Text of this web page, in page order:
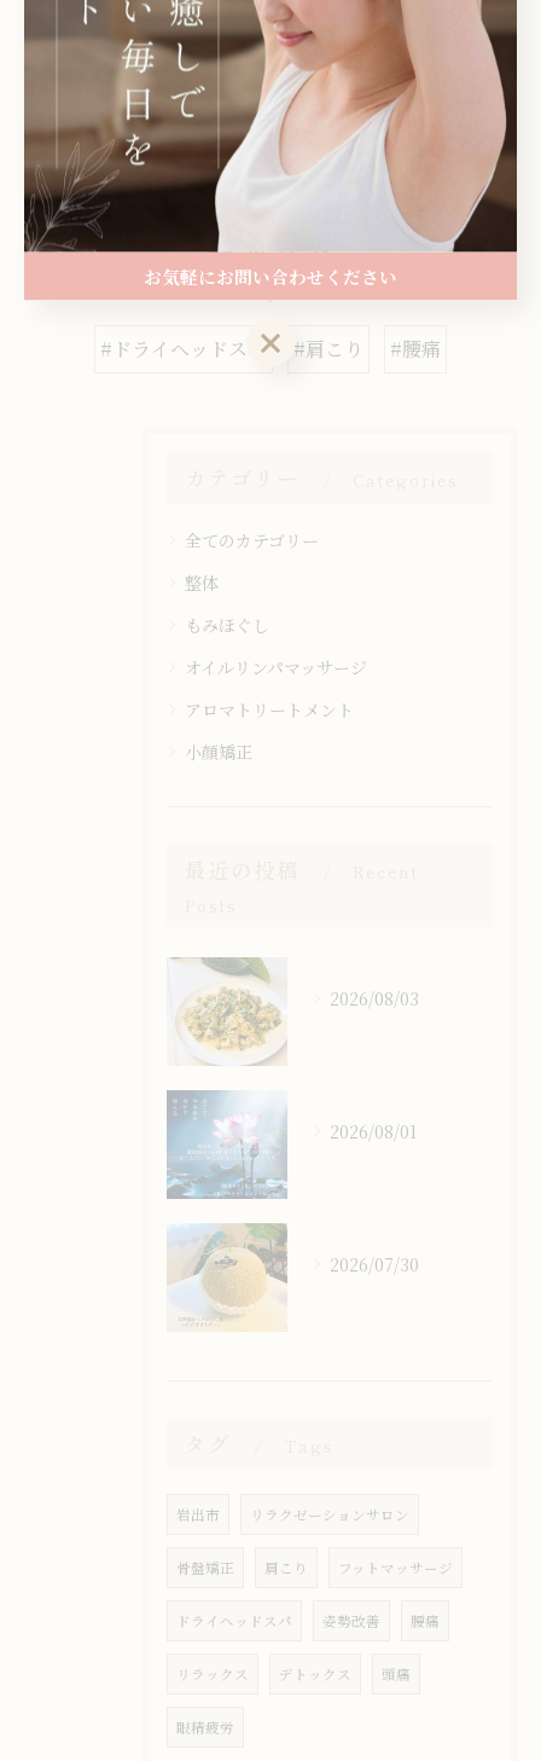
矯正にも対応可能
もみほぐし オイルリンパマッサージ 小顔矯正
< 前のページ 一覧に戻る 次のページ >
関連タグ
#ドライヘッドスパ #肩こり #腰痛
全てのカテゴリー
整体
もみほぐし
オイルリンパマッサージ
アロマトリートメント
小顔矯正
2026/08/03
2026/08/01
2026/07/30
岩出市 リラクゼーションサロン
骨盤矯正 肩こり フットマッサージ
ドライヘッドスパ 姿勢改善 腰痛
リラックス デトックス 頭痛
眼精疲労
お気軽にお問い合わせください
お気軽にお問い合わせください